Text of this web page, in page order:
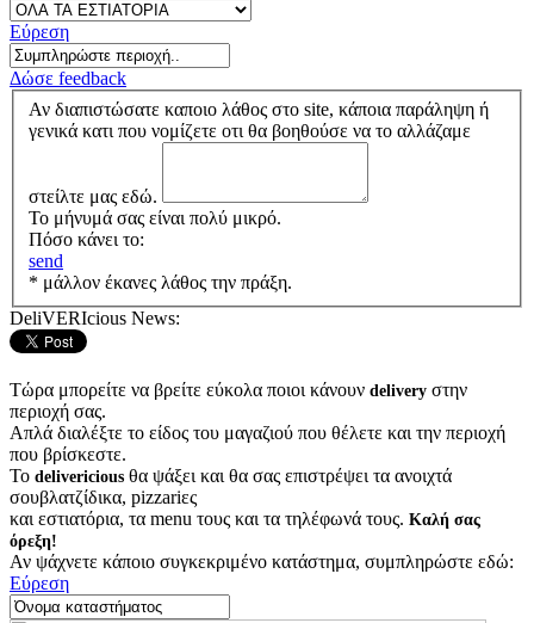
Εύρεση
Δώσε feedback
Αν διαπιστώσατε καποιο λάθος στο site, κάποια παράληψη ή
γενικά κατι που νομίζετε οτι θα βοηθούσε να το αλλάζαμε
στείλτε μας εδώ.
Το μήνυμά σας είναι πολύ μικρό.
Πόσο κάνει το:
send
* μάλλον έκανες λάθος την πράξη.
DeliVERIcious News:
Τώρα μπορείτε να βρείτε εύκολα ποιοι κάνουν delivery στην
περιοχή σας.
Απλά διαλέξτε το είδος του μαγαζιού που θέλετε και την περιοχή
που βρίσκεστε.
Το delivericious θα ψάξει και θα σας επιστρέψει τα ανοιχτά
σουβλατζίδικα, pizzariες
και εστιατόρια, τα menu τους και τα τηλέφωνά τους. Καλή σας
όρεξη!
Αν ψάχνετε κάποιο συγκεκριμένο κατάστημα, συμπληρώστε εδώ:
Εύρεση